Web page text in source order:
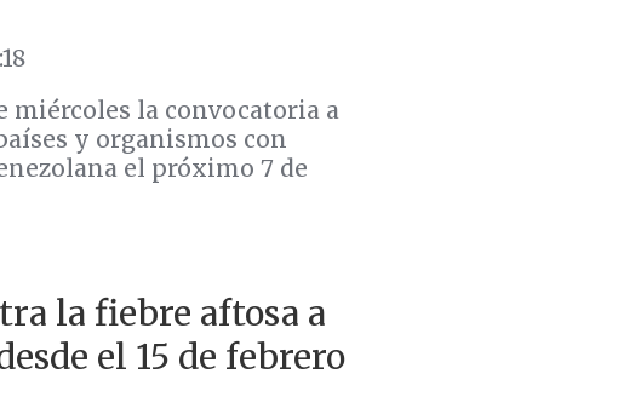
la convocatoria a
y organismos con
el próximo 7 de
la fiebre aftosa a
el 15 de febrero